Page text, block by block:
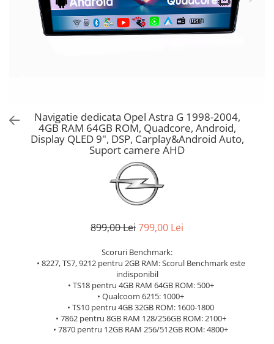
Navigatie dedicata Opel Astra G 1998-2004,
4GB RAM 64GB ROM, Quadcore, Android,
Display QLED 9", DSP, Carplay&Android Auto,
Suport camere AHD
899,00 Lei799,00 Lei
Scoruri Benchmark:
• 8227, TS7, 9212 pentru 2GB RAM: Scorul Benchmark este
indisponibil
• TS18 pentru 4GB RAM 64GB ROM: 500+
• Qualcoom 6215: 1000+
• TS10 pentru 4GB 32GB ROM: 1600-1800
• 7862 pentru 8GB RAM 128/256GB ROM: 2100+
• 7870 pentru 12GB RAM 256/512GB ROM: 4800+